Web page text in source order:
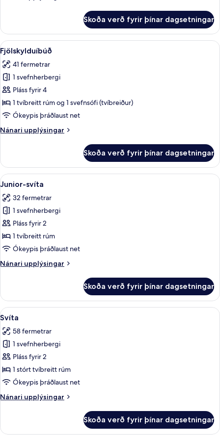
Skoða verð fyrir þínar dagsetningar
Skoða
allar
myndir
fyrir
Fjölskylduíbúð
Fjölskylduíbúð | Rúmföt af bestu
5
Fjölskylduíbúð
41 fermetrar
1 svefnherbergi
Pláss fyrir 4
1 tvíbreitt rúm og 1 svefnsófi (tvíbreiður)
Ókeypis þráðlaust net
Nánari upplýsingar
Nánari
Skoða verð fyrir þínar dagsetningar
Skoða
allar
myndir
fyrir
Junior-
svíta
Rúmföt af bestu gerð, myrkratjöld/-
9
Junior-svíta
32 fermetrar
1 svefnherbergi
Pláss fyrir 2
1 tvíbreitt rúm
Ókeypis þráðlaust net
Nánari upplýsingar
Nánari
svíta
Skoða verð fyrir þínar dagsetningar
Skoða
allar
myndir
fyrir
Svíta
Svíta | Rúmföt af bestu gerð,
13
Svíta
58 fermetrar
1 svefnherbergi
Pláss fyrir 2
1 stórt tvíbreitt rúm
Ókeypis þráðlaust net
Nánari upplýsingar
Nánari
Skoða verð fyrir þínar dagsetningar